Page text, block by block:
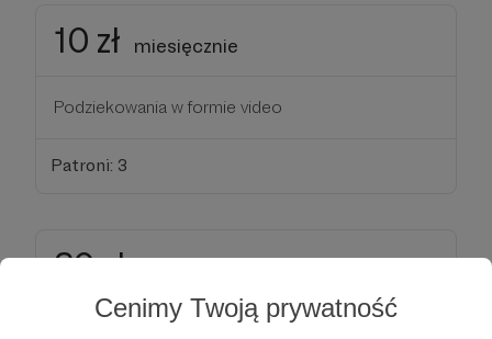
Cenimy Twoją prywatność
10 zł miesięcznie
Podziekowania w formie video
Patroni: 3
20 zł